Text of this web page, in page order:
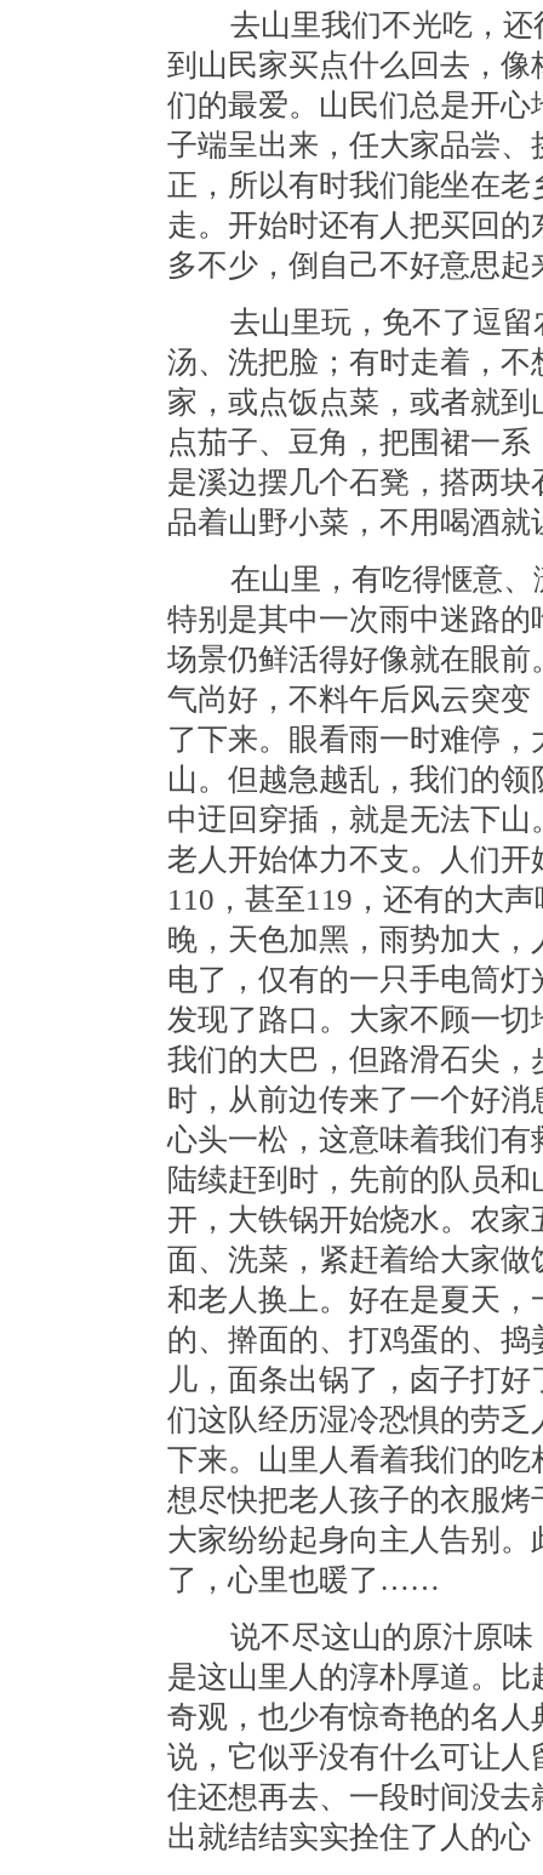
去山里我们不光吃，还
到山民家买点什么回去，
们的最爱。山民们总是开
子端呈出来，任大家品尝
正，所以有时我们能坐在
走。开始时还有人把买回
多不少，倒自己不好意思起
去山里玩，免不了逗留
汤、洗把脸；有时走着，
家，或点饭点菜，或者就
点茄子、豆角，把围裙一
是溪边摆几个石凳，搭两
品着山野小菜，不用喝酒就
在山里，有吃得惬意、
特别是其中一次雨中迷路
场景仍鲜活得好像就在眼
气尚好，不料午后风云突
了下来。眼看雨一时难停
山。但越急越乱，我们的
中迂回穿插，就是无法下
老人开始体力不支。人们
110，甚至119，还有的大
晚，天色加黑，雨势加大
电了，仅有的一只手电筒
发现了路口。大家不顾一
我们的大巴，但路滑石尖
时，从前边传来了一个好
心头一松，这意味着我们
陆续赶到时，先前的队员
开，大铁锅开始烧水。农
面、洗菜，紧赶着给大家
和老人换上。好在是夏天
的、擀面的、打鸡蛋的、
儿，面条出锅了，卤子打
们这队经历湿冷恐惧的劳
下来。山里人看着我们的
想尽快把老人孩子的衣服
大家纷纷起身向主人告别
了，心里也暖了……
说不尽这山的原汁原味
是这山里人的淳朴厚道。
奇观，也少有惊奇艳的名
说，它似乎没有什么可让
住还想再去、一段时间没
出就结结实实拴住了人的心